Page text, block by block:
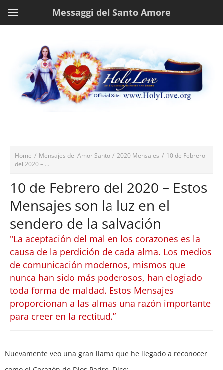
Home / Mensajes del Amor Santo / 2020 Mensajes / 10 de Febrero
del 2020 – ...
10 de Febrero del 2020 – Estos
Mensajes son la luz en el
sendero de la salvación
"La aceptación del mal en los corazones es la
causa de la perdición de cada alma. Los medios
de comunicación modernos, mismos que
nunca han sido más poderosos, han elogiado
toda forma de maldad. Estos Mensajes
proporcionan a las almas una razón importante
para creer en la rectitud.”
Nuevamente veo una gran llama que he llegado a reconocer
Messaggi del Santo Amore